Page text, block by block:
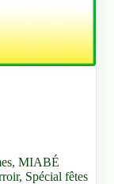
,MIABÉ
, Spécial fêtes